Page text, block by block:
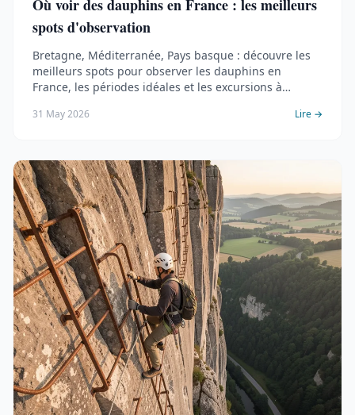
Où voir des dauphins en France : les meilleurs
spots d'observation
Bretagne, Méditerranée, Pays basque : découvre les
meilleurs spots pour observer les dauphins en
France, les périodes idéales et les excursions à
31 May 2026 Lire →